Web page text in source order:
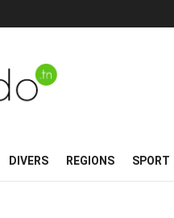
DIVERS REGIONS SPORT